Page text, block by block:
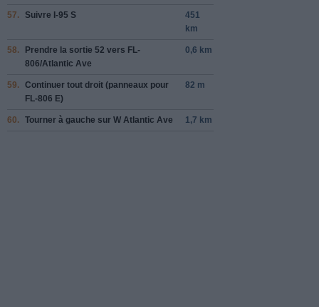
57. Suivre I-95 S
451
km
58. Prendre la sortie 52 vers FL-
806/Atlantic Ave
0,6 km
59. Continuer tout droit (panneaux pour
FL-806 E)
82 m
60. Tourner à gauche sur W Atlantic Ave 1,7 km